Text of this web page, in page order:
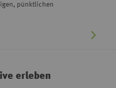
pünktlichen
erleben